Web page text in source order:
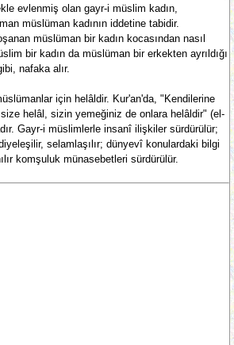
evlenmiş olan gayr-i müslim kadın,
müslüman kadının iddetine tabidir.
müslüman bir kadın kocasından nasıl
bir kadın da müslüman bir erkekten ayrıldığı
nafaka alır.
için helâldir. Kur'an'da, "Kendilerine
helâl, sizin yemeğiniz de onlara helâldir" (el-
Gayr-i müslimlerle insanî ilişkiler sürdürülür;
selamlaşılır; dünyevî konulardaki bilgi
komşuluk münasebetleri sürdürülür.